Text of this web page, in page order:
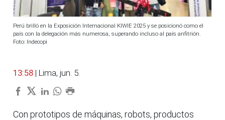
Perú brilló en la Exposición Internacional KIWIE 2025 y se posicionó como el
país con la delegación más numerosa, superando incluso al país anfitrión.
Foto: Indecopi
13:58 | Lima, jun. 5.
Con prototipos de máquinas, robots, productos